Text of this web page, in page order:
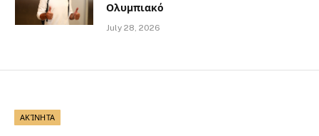
Ολυμπιακό
July 28, 2026
ΑΚΊΝΗΤΑ